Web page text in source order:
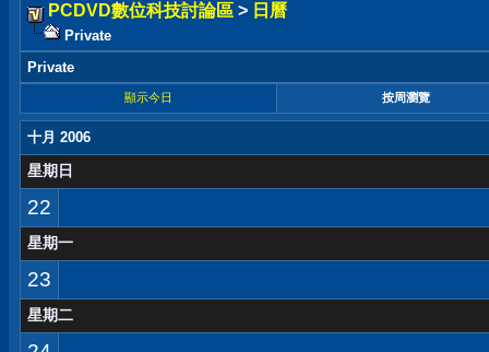
PCDVD數位科技討論區 > 日曆
Private
Private
顯示今日 按周瀏覽
十月 2006
星期日
22
星期一
23
星期二